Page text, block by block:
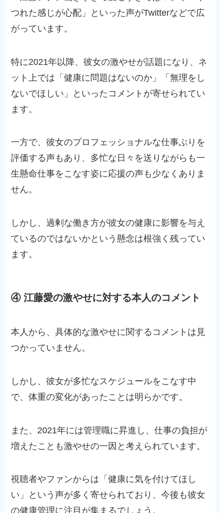
つれた感じが心配」といった声がTwitterなどで広
がっています。
特に2021年以降、彼女の激やせが話題になり、ネ
ット上では「健康に問題はないのか」「無理をし
ないでほしい」といったコメントが寄せられてい
ます。
一方で、彼女のプロフェッショナルな仕事ぶりを
評価する声もあり、多忙な日々を送りながらも一
生懸命仕事をこなす姿に応援の声も少なくありま
せん。
しかし、過剰な働き方が彼女の健康に影響を与え
ているのではないかという懸念は根強く残ってい
ます。
④ 江藤愛の激やせに対する本人のコメント
本人から、具体的な激やせに関するコメントは見
つかっていません。
しかし、彼女が多忙なスケジュールをこなす中
で、体重の変化があったことは明らかです。
また、2021年には管理職に昇進し、仕事の負担が
増えたことも激やせの一因と考えられています。
視聴者やファンからは「健康に気を付けてほし
い」という声が多く寄せられており、今後も彼女
の健康管理に注目が集まるでしょう。